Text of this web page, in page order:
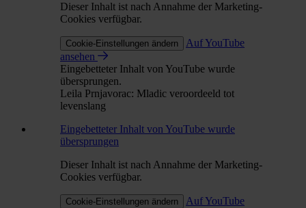
Dieser Inhalt ist nach Annahme der Marketing-
Cookies verfügbar.
Cookie-Einstellungen ändern
Auf YouTube
ansehen
Eingebetteter Inhalt von YouTube wurde
übersprungen.
Leila Prnjavorac: Mladic veroordeeld tot
levenslang
Eingebetteter Inhalt von YouTube wurde
übersprungen
Dieser Inhalt ist nach Annahme der Marketing-
Cookies verfügbar.
Cookie-Einstellungen ändern
Auf YouTube